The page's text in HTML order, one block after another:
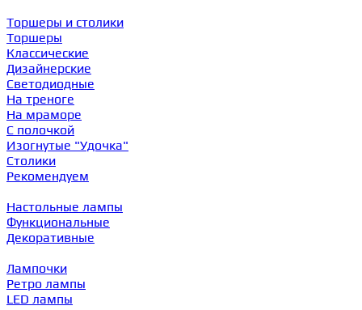
Торшеры и столики
Торшеры
Классические
Дизайнерские
Светодиодные
На треноге
На мраморе
С полочкой
Изогнутые "Удочка"
Столики
Рекомендуем
Настольные лампы
Функциональные
Декоративные
Лампочки
Ретро лампы
LED лампы